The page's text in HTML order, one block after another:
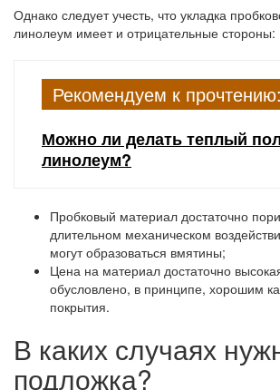
Однако следует учесть, что укладка
линолеум имеет и отрицательные стороны:
Рекомендуем к прочтению:
Можно ли делать теплый
линолеум?
Пробковый материал достаточно
длительном механическом
могут образоваться вмятины;
Цена на материал достаточно
обусловлено, в принципе, хорошим
покрытия.
В каких случаях
подложка?